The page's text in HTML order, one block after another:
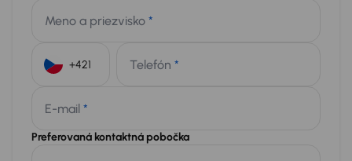
Meno a priezvisko *
Telefón *
E-mail *
Preferovaná kontaktná pobočka